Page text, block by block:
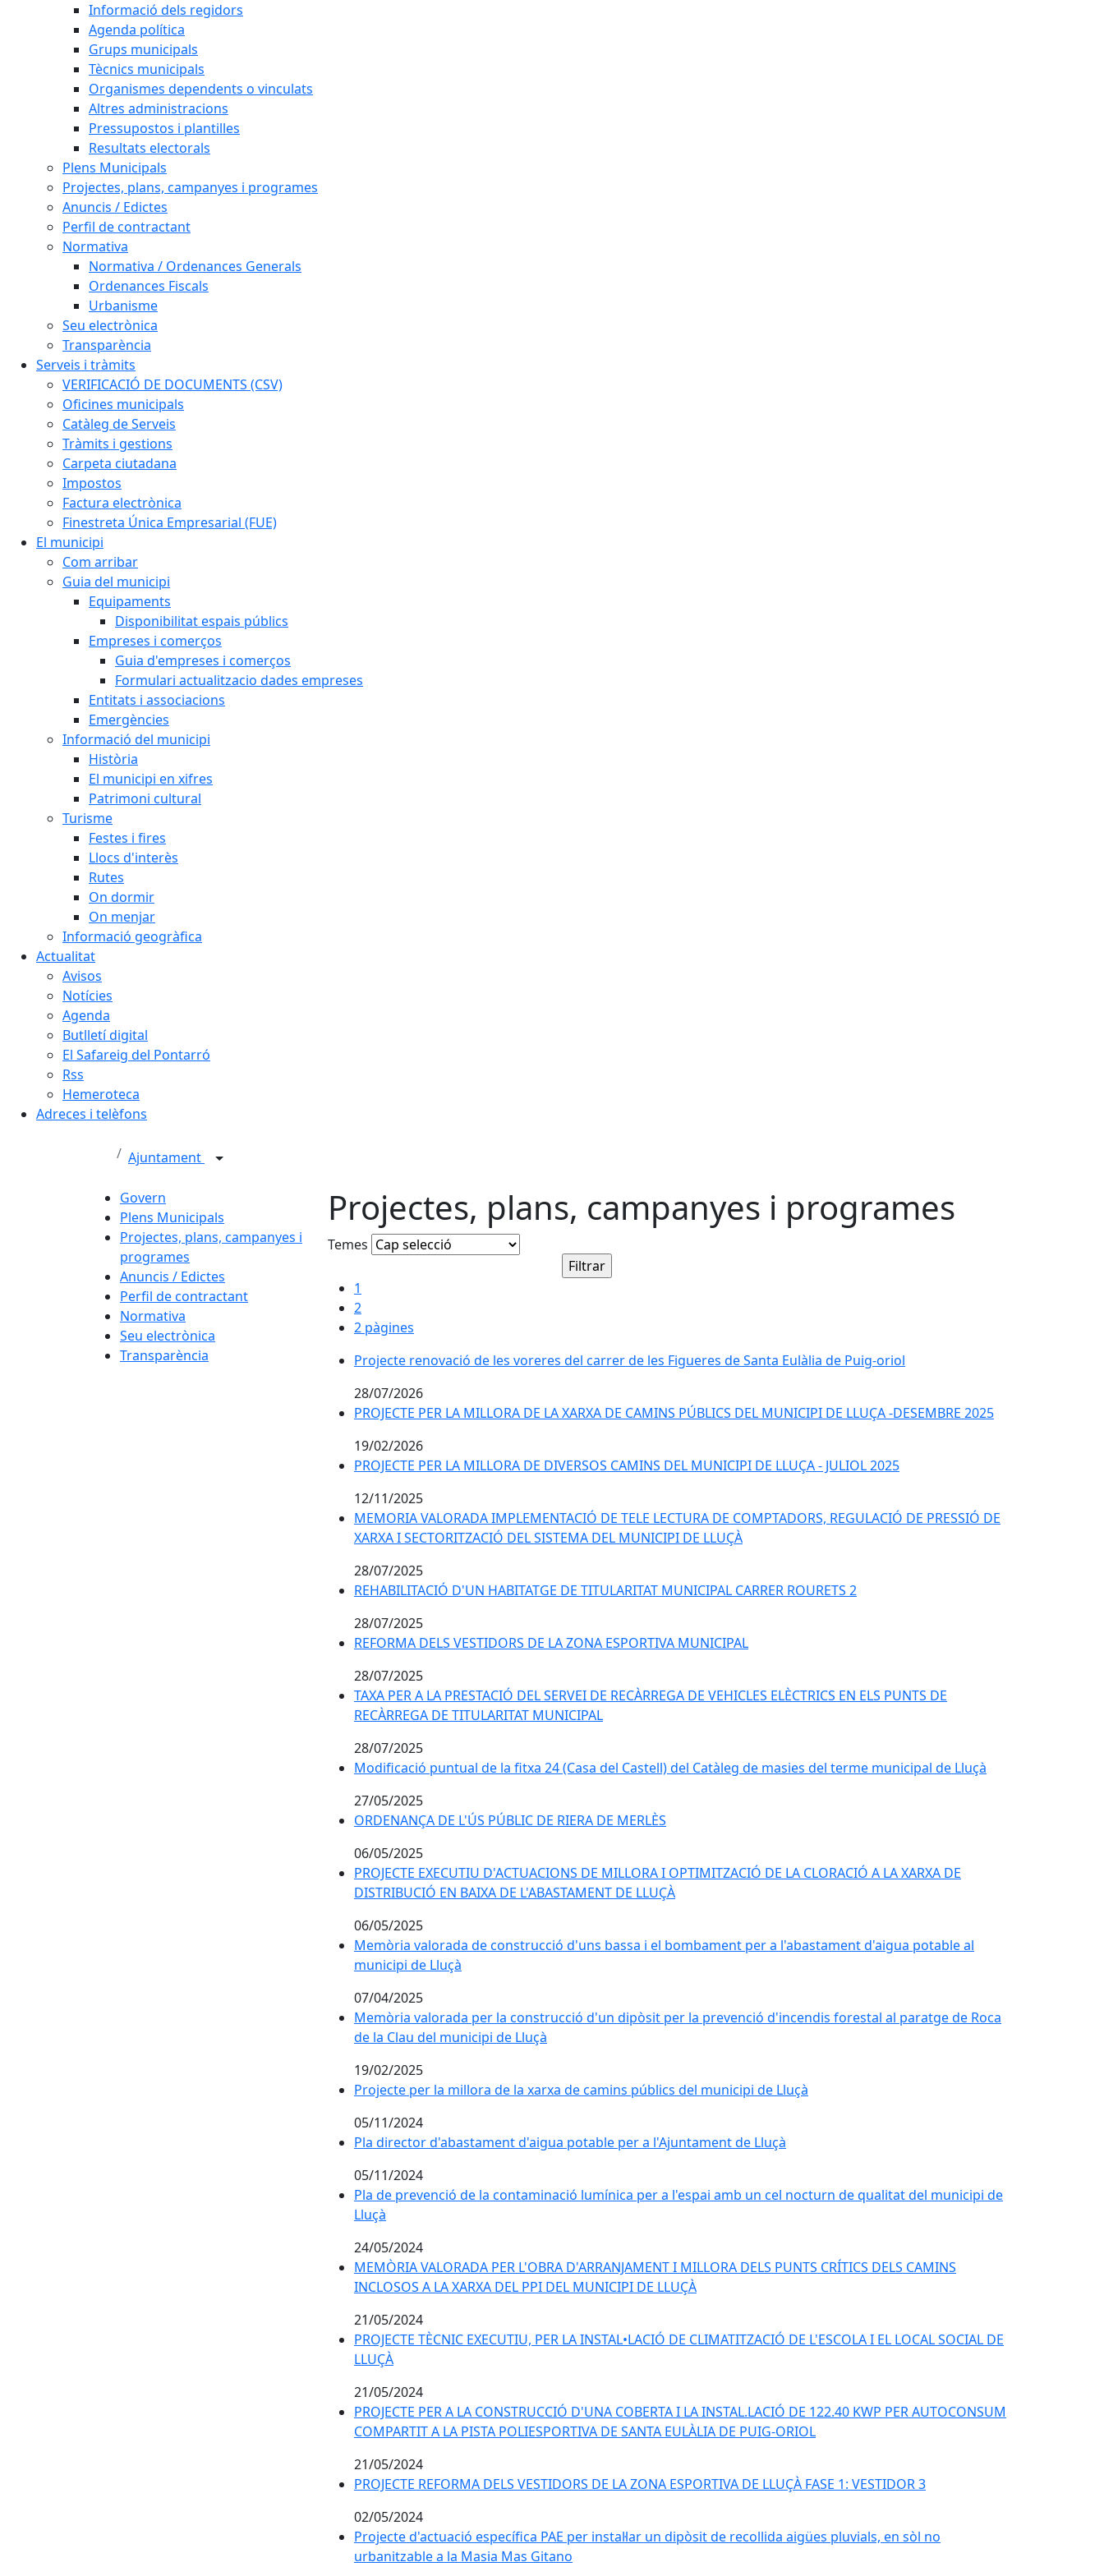
Informació dels regidors
Agenda política
Grups municipals
Tècnics municipals
Organismes dependents o vinculats
Altres administracions
Pressupostos i plantilles
Resultats electorals
Plens Municipals
Projectes, plans, campanyes i programes
Anuncis / Edictes
Perfil de contractant
Normativa
Normativa / Ordenances Generals
Ordenances Fiscals
Urbanisme
Seu electrònica
Transparència
Serveis i tràmits
VERIFICACIÓ DE DOCUMENTS (CSV)
Oficines municipals
Catàleg de Serveis
Tràmits i gestions
Carpeta ciutadana
Impostos
Factura electrònica
Finestreta Única Empresarial (FUE)
El municipi
Com arribar
Guia del municipi
Equipaments
Disponibilitat espais públics
Empreses i comerços
Guia d'empreses i comerços
Formulari actualitzacio dades empreses
Entitats i associacions
Emergències
Informació del municipi
Història
El municipi en xifres
Patrimoni cultural
Turisme
Festes i fires
Llocs d'interès
Rutes
On dormir
On menjar
Informació geogràfica
Actualitat
Avisos
Notícies
Agenda
Butlletí digital
El Safareig del Pontarró
Rss
Hemeroteca
Adreces i telèfons
Ajuntament
Govern
Plens Municipals
Projectes, plans, campanyes i
programes
Anuncis / Edictes
Perfil de contractant
Normativa
Seu electrònica
Transparència
Projectes, plans, campanyes i programes
Temes
1
2
2 pàgines
Projecte renovació de les voreres del carrer de les Figueres de Santa Eulàlia de Puig-oriol
28/07/2026
PROJECTE PER LA MILLORA DE LA XARXA DE CAMINS PÚBLICS DEL MUNICIPI DE LLUÇA -DESEMBRE 2025
19/02/2026
PROJECTE PER LA MILLORA DE DIVERSOS CAMINS DEL MUNICIPI DE LLUÇA - JULIOL 2025
12/11/2025
MEMORIA VALORADA IMPLEMENTACIÓ DE TELE LECTURA DE COMPTADORS, REGULACIÓ DE PRESSIÓ DE
XARXA I SECTORITZACIÓ DEL SISTEMA DEL MUNICIPI DE LLUÇÀ
28/07/2025
REHABILITACIÓ D'UN HABITATGE DE TITULARITAT MUNICIPAL CARRER ROURETS 2
28/07/2025
REFORMA DELS VESTIDORS DE LA ZONA ESPORTIVA MUNICIPAL
28/07/2025
TAXA PER A LA PRESTACIÓ DEL SERVEI DE RECÀRREGA DE VEHICLES ELÈCTRICS EN ELS PUNTS DE
RECÀRREGA DE TITULARITAT MUNICIPAL
28/07/2025
Modificació puntual de la fitxa 24 (Casa del Castell) del Catàleg de masies del terme municipal de Lluçà
27/05/2025
ORDENANÇA DE L'ÚS PÚBLIC DE RIERA DE MERLÈS
06/05/2025
PROJECTE EXECUTIU D'ACTUACIONS DE MILLORA I OPTIMITZACIÓ DE LA CLORACIÓ A LA XARXA DE
DISTRIBUCIÓ EN BAIXA DE L'ABASTAMENT DE LLUÇÀ
06/05/2025
Memòria valorada de construcció d'uns bassa i el bombament per a l'abastament d'aigua potable al
municipi de Lluçà
07/04/2025
Memòria valorada per la construcció d'un dipòsit per la prevenció d'incendis forestal al paratge de Roca
de la Clau del municipi de Lluçà
19/02/2025
Projecte per la millora de la xarxa de camins públics del municipi de Lluçà
05/11/2024
Pla director d'abastament d'aigua potable per a l'Ajuntament de Lluçà
05/11/2024
Pla de prevenció de la contaminació lumínica per a l'espai amb un cel nocturn de qualitat del municipi de
Lluçà
24/05/2024
MEMÒRIA VALORADA PER L'OBRA D'ARRANJAMENT I MILLORA DELS PUNTS CRÍTICS DELS CAMINS
INCLOSOS A LA XARXA DEL PPI DEL MUNICIPI DE LLUÇÀ
21/05/2024
PROJECTE TÈCNIC EXECUTIU, PER LA INSTAL•LACIÓ DE CLIMATITZACIÓ DE L'ESCOLA I EL LOCAL SOCIAL DE
LLUÇÀ
21/05/2024
PROJECTE PER A LA CONSTRUCCIÓ D'UNA COBERTA I LA INSTAL.LACIÓ DE 122.40 KWP PER AUTOCONSUM
COMPARTIT A LA PISTA POLIESPORTIVA DE SANTA EULÀLIA DE PUIG-ORIOL
21/05/2024
PROJECTE REFORMA DELS VESTIDORS DE LA ZONA ESPORTIVA DE LLUÇÀ FASE 1: VESTIDOR 3
02/05/2024
Projecte d'actuació específica PAE per instal·lar un dipòsit de recollida aigües pluvials, en sòl no
urbanitzable a la Masia Mas Gitano